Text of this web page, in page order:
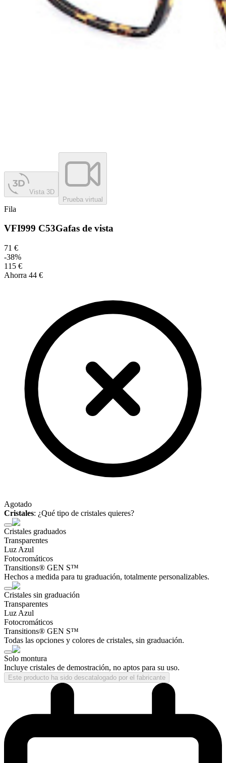
Vista 3D
Prueba virtual
Fila
VFI999 C53Gafas de vista
71 €
-38%
115 €
Ahorra 44 €
Agotado
Cristales: ¿Qué tipo de cristales quieres?
Cristales graduados
Transparentes
Luz Azul
Fotocromáticos
Transitions® GEN S™
Hechos a medida para tu graduación, totalmente personalizables.
Cristales sin graduación
Transparentes
Luz Azul
Fotocromáticos
Transitions® GEN S™
Todas las opciones y colores de cristales, sin graduación.
Solo montura
Incluye cristales de demostración, no aptos para su uso.
Este producto ha sido descatalogado por el fabricante